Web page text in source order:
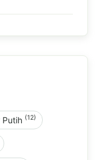
Putih (12)